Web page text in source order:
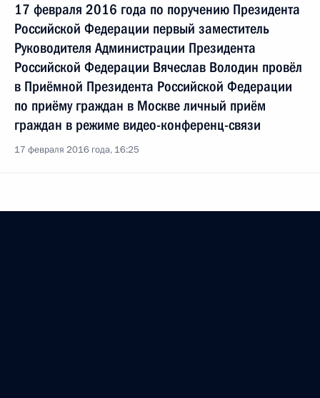
17 февраля 2016 года по поручению Президента
Российской Федерации первый заместитель
Руководителя Администрации Президента
Российской Федерации Вячеслав Володин провёл
в Приёмной Президента Российской Федерации
по приёму граждан в Москве личный приём
граждан в режиме видео-конференц-связи
17 февраля 2016 года, 16:25